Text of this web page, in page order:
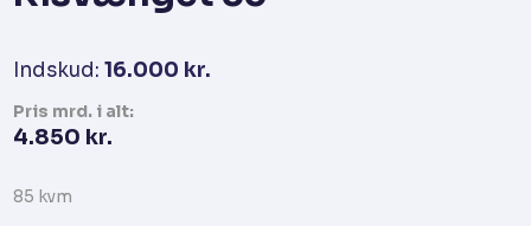
Indskud: 16.000 kr.
Pris​ mrd. i alt:
4.850 kr.​
85 kvm​​​